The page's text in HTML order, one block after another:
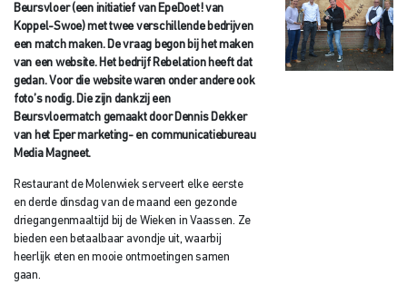
Beursvloer (een initiatief van EpeDoet! van
Koppel-Swoe) met twee verschillende bedrijven
een match maken. De vraag begon bij het maken
van een website. Het bedrijf Rebelation heeft dat
gedan. Voor die website waren onder andere ook
foto’s nodig. Die zijn dankzij een
Beursvloermatch gemaakt door Dennis Dekker
van het Eper marketing- en communicatiebureau
Media Magneet.
Restaurant de Molenwiek serveert elke eerste
en derde dinsdag van de maand een gezonde
driegangenmaaltijd bij de Wieken in Vaassen. Ze
bieden een betaalbaar avondje uit, waarbij
heerlijk eten en mooie ontmoetingen samen
gaan.